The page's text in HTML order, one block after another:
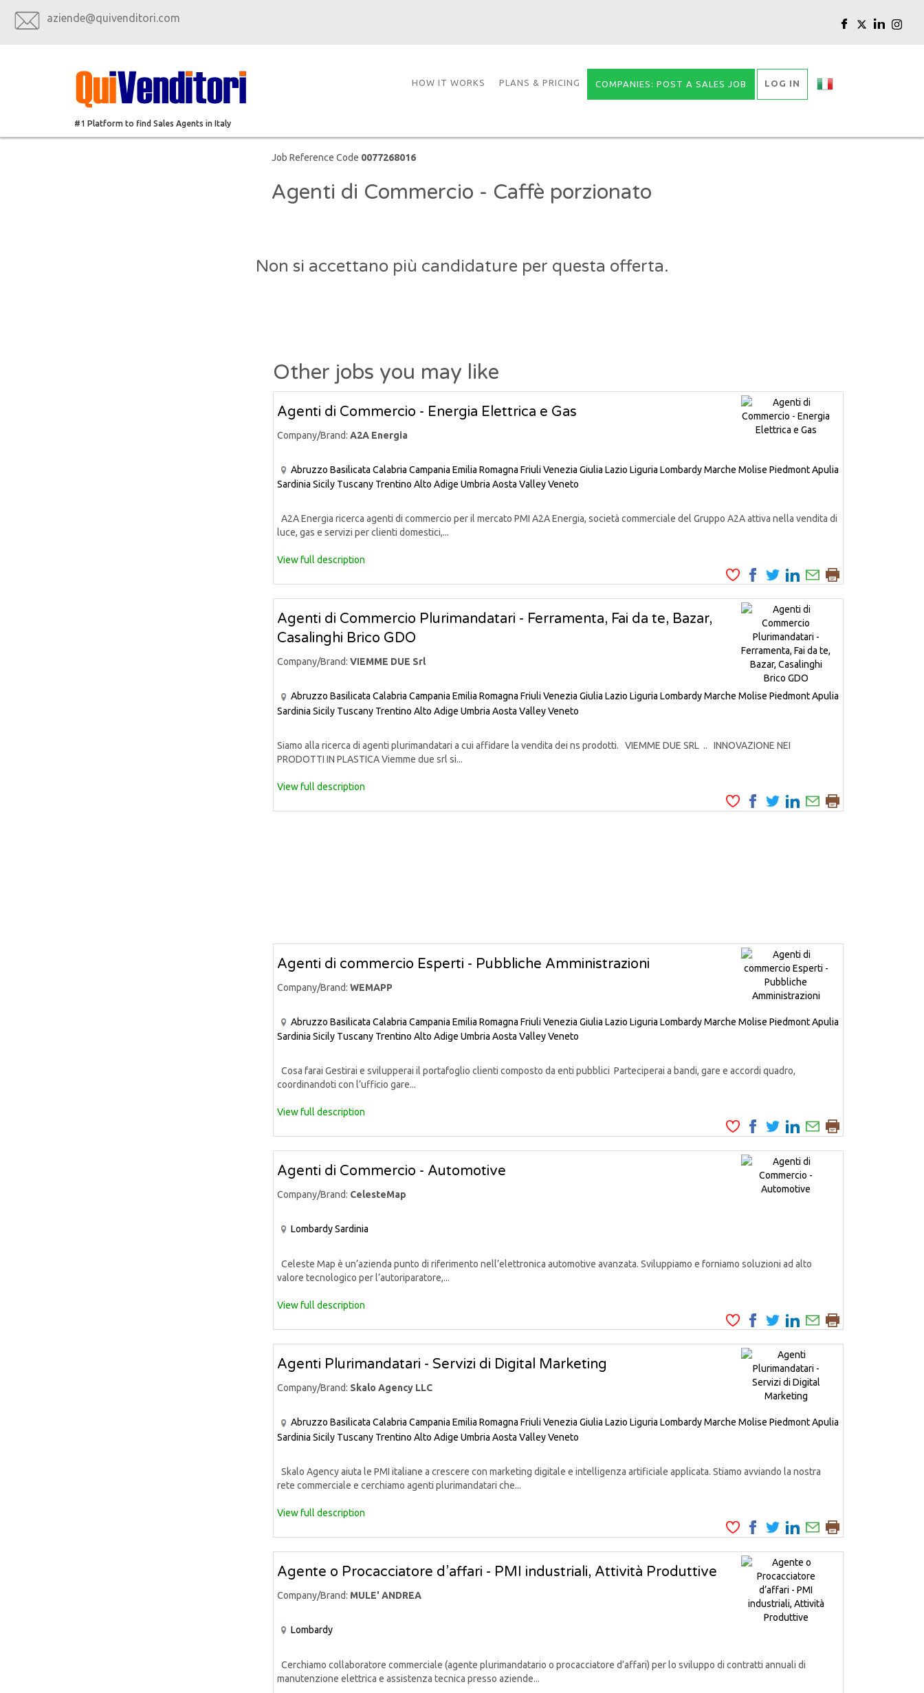
aziende@quivenditori.com
#1 Platform to find Sales Agents in Italy
HOW IT WORKS PLANS & PRICING COMPANIES: POST A SALES JOB LOG IN
Job Reference Code 0077268016
Agenti di Commercio - Caffè porzionato
Non si accettano più candidature per questa offerta.
Other jobs you may like
Agenti di Commercio - Energia Elettrica e Gas
Company/Brand: A2A Energia
Abruzzo Basilicata Calabria Campania Emilia Romagna Friuli Venezia Giulia Lazio Liguria LombardyMarche Molise PiedmontApulia
Sardinia Sicily Tuscany Trentino Alto Adige Umbria Aosta ValleyVeneto
A2A Energia ricerca agenti di commercio per il mercato PMI A2A Energia, società commerciale del Gruppo A2A attiva nella vendita di
luce, gas e servizi per clienti domestici,...
View full description
Agenti di Commercio Plurimandatari - Ferramenta, Fai da te, Bazar,
Casalinghi Brico GDO
Company/Brand: VIEMME DUE Srl
Abruzzo Basilicata Calabria Campania Emilia Romagna Friuli Venezia Giulia Lazio Liguria LombardyMarche Molise PiedmontApulia
Sardinia Sicily Tuscany Trentino Alto Adige Umbria Aosta ValleyVeneto
Siamo alla ricerca di agenti plurimandatari a cui affidare la vendita dei ns prodotti. VIEMME DUE SRL .. INNOVAZIONE NEI
PRODOTTI IN PLASTICA Viemme due srl si...
View full description
Agenti di commercio Esperti - Pubbliche Amministrazioni
Company/Brand: WEMAPP
Abruzzo Basilicata Calabria Campania Emilia Romagna Friuli Venezia Giulia Lazio Liguria LombardyMarche Molise PiedmontApulia
Sardinia Sicily Tuscany Trentino Alto Adige Umbria Aosta ValleyVeneto
Cosa farai Gestirai e svilupperai il portafoglio clienti composto da enti pubblici Parteciperai a bandi, gare e accordi quadro,
coordinandoti con l’ufficio gare...
View full description
Agenti di Commercio - Automotive
Company/Brand: CelesteMap
LombardySardinia
Celeste Map è un’azienda punto di riferimento nell’elettronica automotive avanzata. Sviluppiamo e forniamo soluzioni ad alto
valore tecnologico per l’autoriparatore,...
View full description
Agenti Plurimandatari - Servizi di Digital Marketing
Company/Brand: Skalo Agency LLC
Abruzzo Basilicata Calabria Campania Emilia Romagna Friuli Venezia Giulia Lazio Liguria LombardyMarche Molise PiedmontApulia
Sardinia Sicily Tuscany Trentino Alto Adige Umbria Aosta ValleyVeneto
Skalo Agency aiuta le PMI italiane a crescere con marketing digitale e intelligenza artificiale applicata. Stiamo avviando la nostra
rete commerciale e cerchiamo agenti plurimandatari che...
View full description
Agente o Procacciatore d’affari - PMI industriali, Attività Produttive
Company/Brand: MULE' ANDREA
Lombardy
Cerchiamo collaboratore commerciale (agente plurimandatario o procacciatore d’affari) per lo sviluppo di contratti annuali di
manutenzione elettrica e assistenza tecnica presso aziende...